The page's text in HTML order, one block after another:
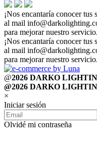
¡Nos encantaría conocer
al mail
para mejorar nuestro
¡Nos encantaría conocer
al mail
para mejorar nuestro
@2026 DARKO
@2026 DARKO
×
Iniciar sesión
Olvidé mi contraseña